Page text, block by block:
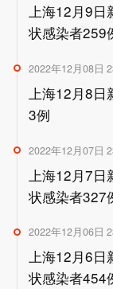
上海12月9日
状感染者259
2022年12月08日
上海12月8
3例
2022年12月07日
上海12月7
状感染者327
2022年12月06日
上海12月6日
状感染者454